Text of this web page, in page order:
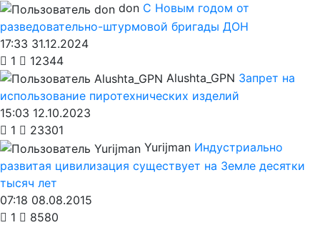
don С Новым годом от
разведовательно-штурмовой бригады ДОН
17:33 31.12.2024
1
12344
Alushta_GPN Запрет на
использование пиротехнических изделий
15:03 12.10.2023
1
23301
Yurijman Индустриально
развитая цивилизация существует на Земле десятки
тысяч лет
07:18 08.08.2015
1
8580